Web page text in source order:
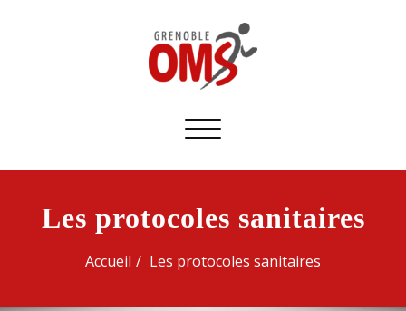
Afficher/masquer
navigation
Les protocoles sanitaires
Accueil Les protocoles sanitaires